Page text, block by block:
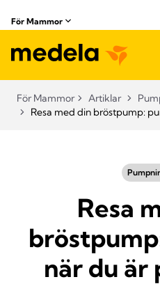
För Mammor
För Mammor Artiklar
Resa med din bröstpump:
Resa
när du är